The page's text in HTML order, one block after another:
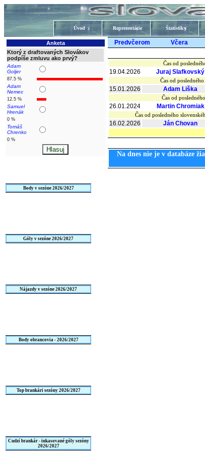
Úvod Reprezentácie Štatistiky
Anketa
Ktorý z draftovaných Slovákov
podpíše zmluvu ako prvý?
Adam
Goljer
87.5 %
Adam
Nemec
12.5 %
Samuel
Hrenák
0 %
Tomáš
Chrenko
0 %
Body v sezóne 2026/2027
Góly v sezóne 2026/2027
Nájazdy v sezóne 2026/2027
Body obrancovia - 2026/2027
Top brankári sezóny 2026/2027
Cudzí brankár - inkasované góly sezóny
2026/2027
Predvčerom Včera
Čas od
19.04.2026 Juraj Slafkovský
Čas od
15.01.2026 Adam Liška
Čas od
26.01.2024 Martin Chromiak
Čas od posledného
16.02.2026 Ján Chovan
Na dnes nie je v databáze